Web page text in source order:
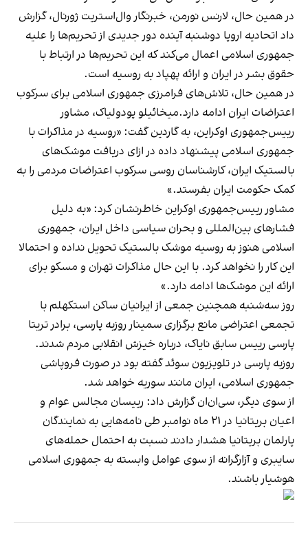
در همین حال، لارنس نورمن، خبرنگار وال‌استریت ژورنال، گزارش
داد اتحادیه اروپا دوشنبه آینده دور جدیدی از تحریم‌ها را علیه
جمهوری اسلامی اعمال می‌کند که این تحریم‌ها در ارتباط با
حقوق بشر در ایران و ارائه پهپاد به روسیه است.
در همین حال، تلاش‌های فرامرزی جمهوری اسلامی برای سرکوب
اعتراضات ایران ادامه دارد.میخائیلو پودولیاک، مشاور
رییس‌جمهوری اوکراین، به گاردین گفت: «روسیه در مذاکرات با
جمهوری اسلامی پیشنهاد داده در ازای دریافت موشک‌های
بالستیک ایران، کارشناسان روسی سرکوب اعتراضات مردمی را به
کمک حکومت ایران بفرستد.»
مشاور رییس‌جمهوری اوکراین خاطرنشان کرد: «به دلیل
فشارهای بین‌المللی و بحران سیاسی داخل ایران، جمهوری
اسلامی هنوز به روسیه موشک بالستیک تحویل نداده و احتمالا
این کار را نخواهد کرد. با این حال مذاکرات تهران و مسکو برای
ارائه این موشک‌ها ادامه دارد.»
روز سه‌شنبه همچنین جمعى از ايرانيان ساكن استكهلم با
تجمعی اعتراضى مانع برگزاری سمينار روزبه پارسى، برادر تريتا
پارسى رییس سابق ‌نایاک، درباره خیزش انقلابی مردم شدند.
روزبه پارسى در تلويزيون سوئد گفته بود در صورت فروپاشی
جمهورى اسلامى، ايران مانند سوریه خواهد شد.
از سوی دیگر، سی‌ان‌ان گزارش داد: رییسان مجالس عوام و
اعیان بریتانیا در ۲۱ ماه نوامبر طی نامه‌هایی به نمایندگان
پارلمان بریتانیا هشدار دادند نسبت به احتمال حمله‌های
سایبری و آزارگرانه از سوی عوامل وابسته به جمهوری اسلامی
هوشیار باشند.